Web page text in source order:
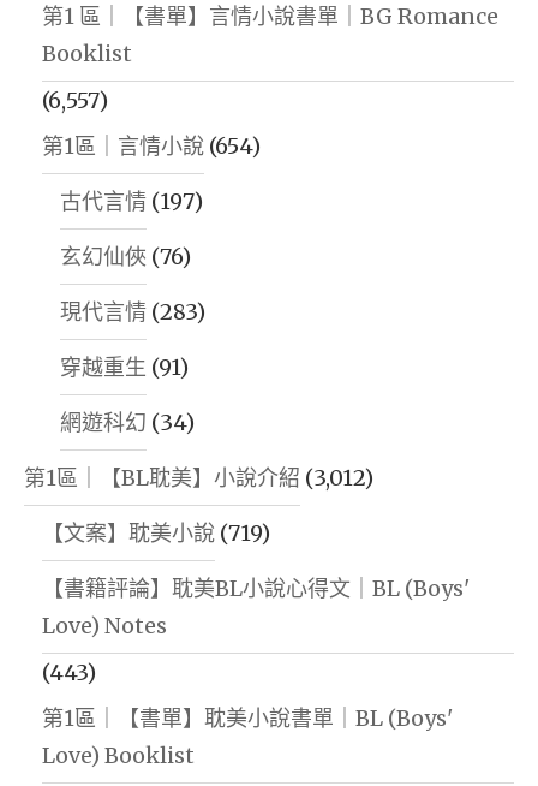
第1 區｜【書單】言情小說書單｜BG Romance
Booklist
(6,557)
第1區｜言情小說 (654)
古代言情 (197)
玄幻仙俠 (76)
現代言情 (283)
穿越重生 (91)
網遊科幻 (34)
第1區｜【BL耽美】小說介紹 (3,012)
【文案】耽美小說 (719)
【書籍評論】耽美BL小說心得文｜BL (Boys'
Love) Notes
(443)
第1區｜【書單】耽美小說書單｜BL (Boys'
Love) Booklist